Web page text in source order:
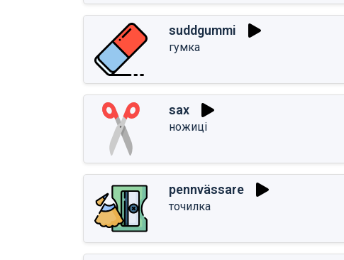
suddgummi
гумка
sax
ножиці
pennvässare
точилка